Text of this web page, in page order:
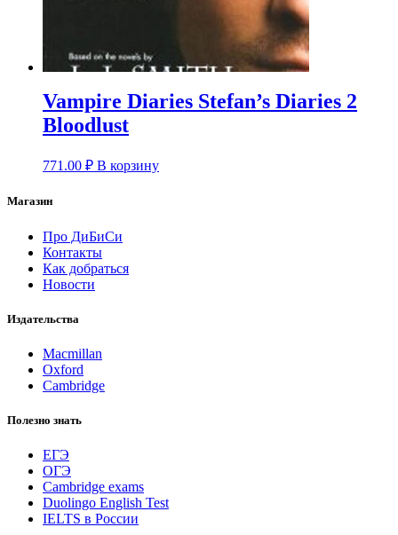
Vampire Diaries Stefan’s Diaries 2
Bloodlust
771.00 ₽ В корзину
Магазин
Про ДиБиСи
Контакты
Как добраться
Новости
Издательства
Macmillan
Oxford
Cambridge
Полезно знать
ЕГЭ
ОГЭ
Cambridge exams
Duolingo English Test
IELTS в России